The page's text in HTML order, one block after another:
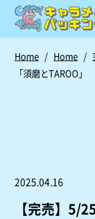
Home/ Home/
「須磨とTAROO」
2025.04.16
【完売】5/